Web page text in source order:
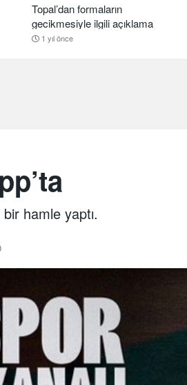
Topal’dan formaların
gecikmesiyle ilgili açıklama
1 yıl önce
hamle yaptı.